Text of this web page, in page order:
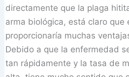
directamente que la plaga
arma biológica, está claro que
proporcionaría muchas
Debido a que la enfermedad
tan rápidamente y la tasa de